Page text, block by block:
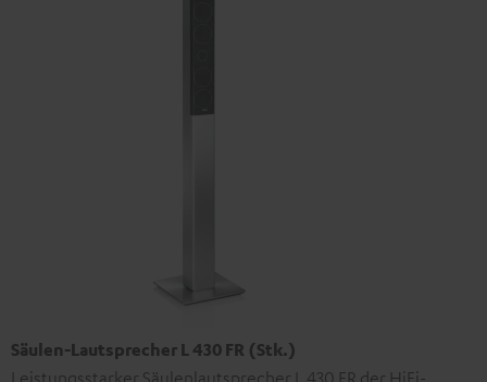
Säulen-Lautsprecher L 430 FR (Stk.)
Leistungsstarker Säulenlautsprecher L 430 FR der HiFi-